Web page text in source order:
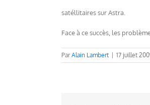
satéllitaires sur Astra.
Face à ce succès, les
ParAlain Lambert 17 juillet